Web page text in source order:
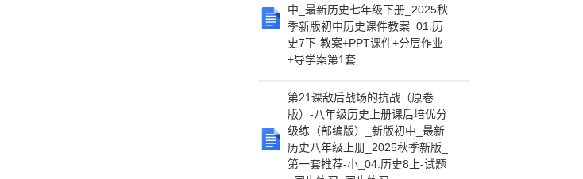
中_最新历史七年级下册_2025秋
季新版初中历史课件教案_01.历
史7下-教案+PPT课件+分层作业
+导学案第1套
第21课敌后战场的抗战（原卷
版）-八年级历史上册课后培优分
级练（部编版）_新版初中_最新
历史八年级上册_2025秋季新版_
第一套推荐-小_04.历史8上-试题